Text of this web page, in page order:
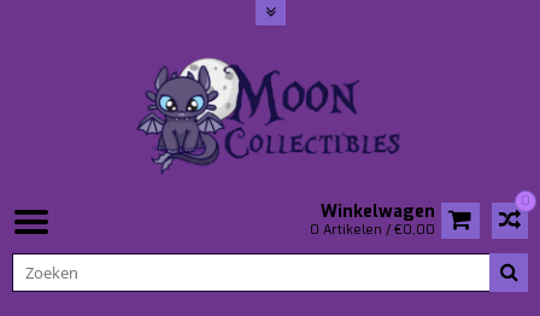
0
Winkelwagen
0 Artikelen / €0,00